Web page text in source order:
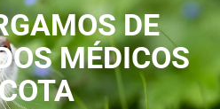
DE
MÉDICOS